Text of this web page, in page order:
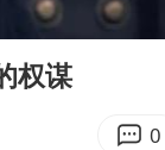
07:05
权谋
0